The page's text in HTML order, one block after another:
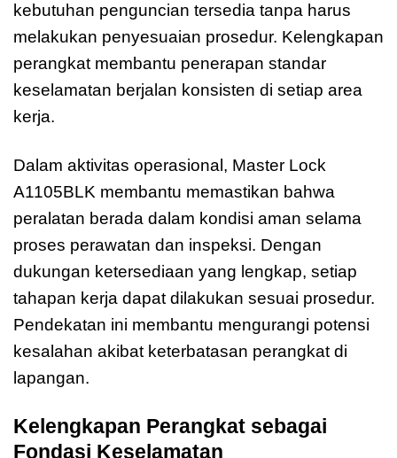
kebutuhan penguncian tersedia tanpa harus
melakukan penyesuaian prosedur. Kelengkapan
perangkat membantu penerapan standar
keselamatan berjalan konsisten di setiap area
kerja.
Dalam aktivitas operasional, Master Lock
A1105BLK membantu memastikan bahwa
peralatan berada dalam kondisi aman selama
proses perawatan dan inspeksi. Dengan
dukungan ketersediaan yang lengkap, setiap
tahapan kerja dapat dilakukan sesuai prosedur.
Pendekatan ini membantu mengurangi potensi
kesalahan akibat keterbatasan perangkat di
lapangan.
Kelengkapan Perangkat sebagai
Fondasi Keselamatan